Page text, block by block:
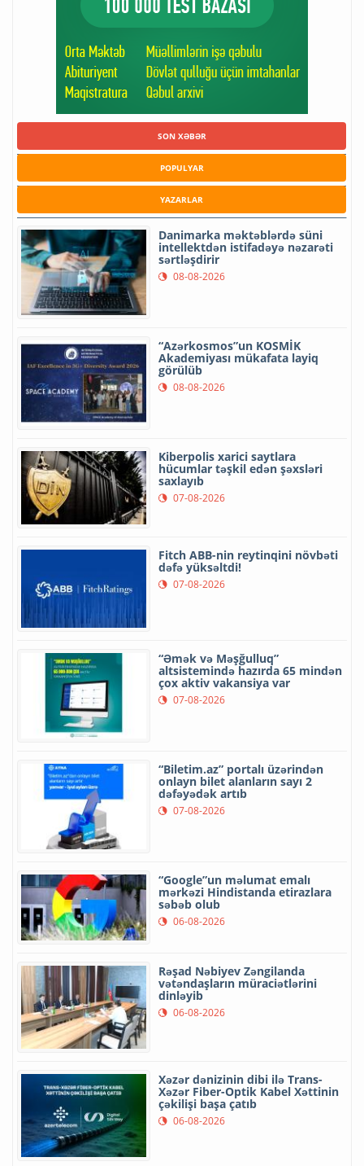
SON XƏBƏR
POPULYAR
YAZARLAR
Danimarka məktəblərdə süni
intellektdən istifadəyə nəzarəti
sərtləşdirir
08-08-2026
“Azərkosmos”un KOSMİK
Akademiyası mükafata layiq
görülüb
08-08-2026
Kiberpolis xarici saytlara
hücumlar təşkil edən şəxsləri
saxlayıb
07-08-2026
Fitch ABB-nin reytinqini növbəti
dəfə yüksəltdi!
07-08-2026
“Əmək və Məşğulluq”
altsistemində hazırda 65 mindən
çox aktiv vakansiya var
07-08-2026
“Biletim.az” portalı üzərindən
onlayn bilet alanların sayı 2
dəfəyədək artıb
07-08-2026
“Google”un məlumat emalı
mərkəzi Hindistanda etirazlara
səbəb olub
06-08-2026
Rəşad Nəbiyev Zəngilanda
vətəndaşların müraciətlərini
dinləyib
06-08-2026
Xəzər dənizinin dibi ilə Trans-
Xəzər Fiber-Optik Kabel Xəttinin
çəkilişi başa çatıb
06-08-2026